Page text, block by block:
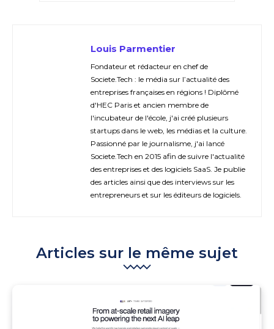
Louis Parmentier
Fondateur et rédacteur en chef de
Societe.Tech : le média sur l’actualité des
entreprises françaises en régions ! Diplômé
d'HEC Paris et ancien membre de
l'incubateur de l'école, j'ai créé plusieurs
startups dans le web, les médias et la culture.
Passionné par le journalisme, j'ai lancé
Societe.Tech en 2015 afin de suivre l'actualité
des entreprises et des logiciels SaaS. Je publie
des articles ainsi que des interviews sur les
entrepreneurs et sur les éditeurs de logiciels.
Articles sur le même sujet